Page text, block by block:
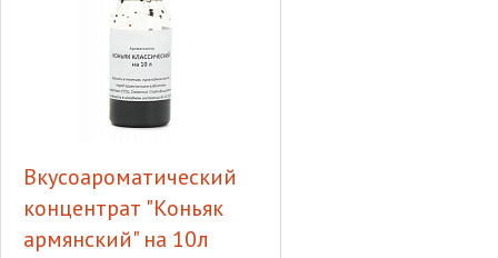
Вкусоароматический
концентрат "Коньяк
армянский" на 10л